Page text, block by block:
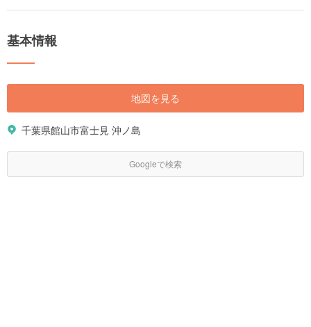
思い立ったら気軽にアクセスでき、また東京観光の折に一足伸ばしてみる
基本情報
地図を見る
千葉県館山市富士見 沖ノ島
Googleで検索